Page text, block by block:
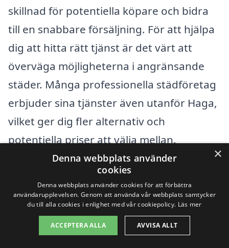
skillnad för potentiella köpare och bidra
till en snabbare försäljning. För att hjälpa
dig att hitta rätt tjänst är det värt att
överväga möjligheterna i angränsande
städer. Många professionella städföretag
erbjuder sina tjänster även utanför Haga,
vilket ger dig fler alternativ och
potentiella priser att välja mellan.
Några av de närliggande städerna där du
kan hitta företag för visningsstädning
inkluderar:
×
Denna webbplats använder
cookies
Denna webbplats använder cookies för att förbättra
användarupplevelsen. Genom att använda vår webbplats samtycker
du till alla cookies i enlighet med vår cookiepolicy. Läs mer
ACCEPTERA ALLA AVVISA ALLT